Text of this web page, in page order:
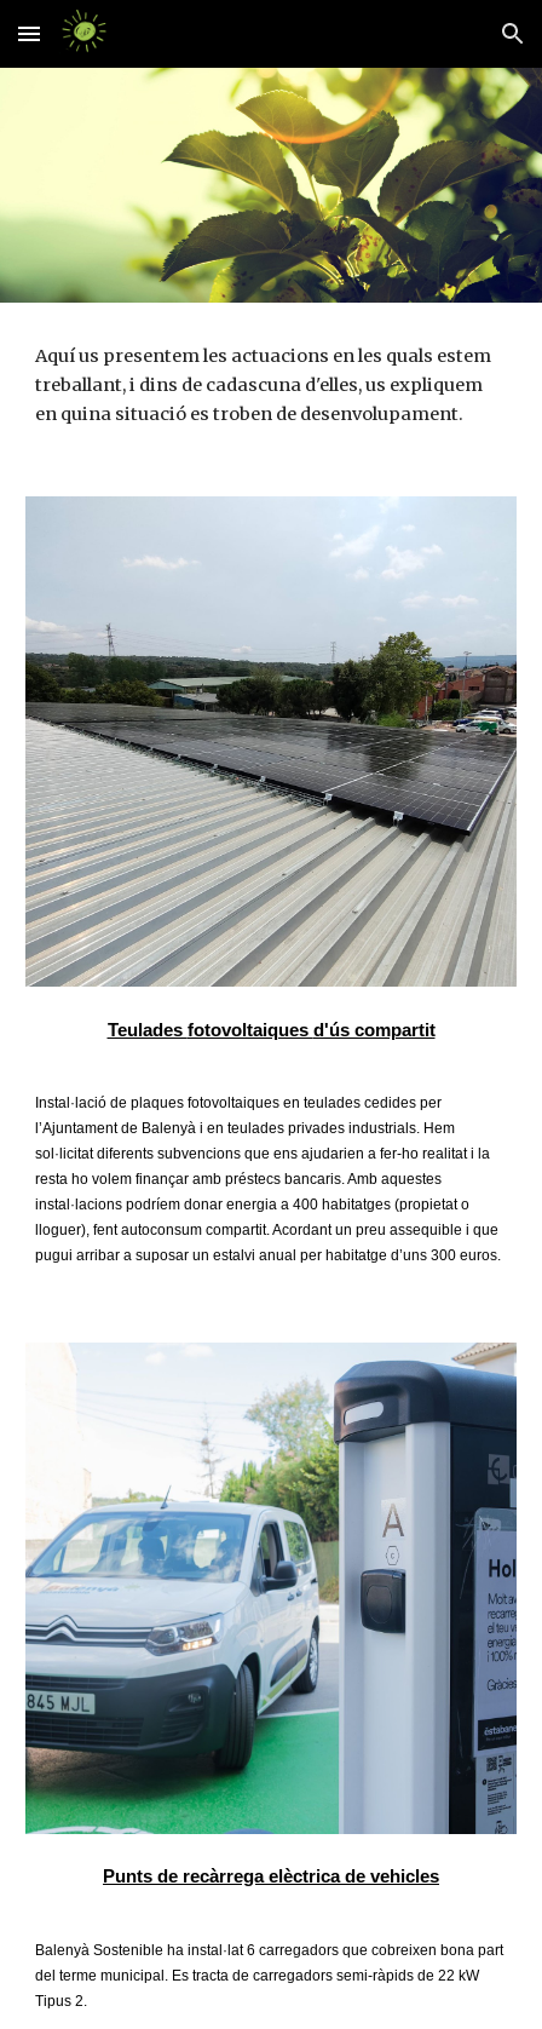
Skip to main content Skip to navigation
Aquí us presentem les actuacions en les quals estem
treballant, i dins de cadascuna d'elles, us expliquem
en quina situació es troben de desenvolupament.
Teulades fotovoltaiques d'ús compartit
Instal·lació de plaques fotovoltaiques en teulades cedides per
l’Ajuntament de Balenyà i en teulades privades industrials. Hem
sol·licitat diferents subvencions que ens ajudarien a fer-ho realitat i la
resta ho volem finançar amb préstecs bancaris. Amb aquestes
instal·lacions podríem donar energia a 400 habitatges (propietat o
lloguer), fent autoconsum compartit. Acordant un preu assequible i que
pugui arribar a suposar un estalvi anual per habitatge d’uns 300 euros.
Punts de recàrrega elèctrica de vehicles
Balenyà Sostenible ha instal·lat 6 carregadors que cobreixen bona part
del terme municipal. Es tracta de carregadors semi-ràpids de 22 kW
Tipus 2.